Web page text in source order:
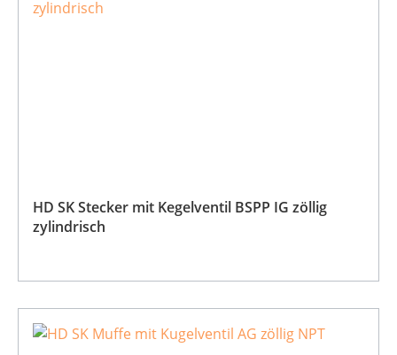
HD SK Stecker mit Kegelventil BSPP IG zöllig
zylindrisch